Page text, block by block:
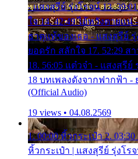
- แสงสุรีย์ รุ่งโรจน์ 13.
ใจ 14. 42:49 ไอ้หวังตายแ
ธาตุแท้ของเธอ - แสงสุรีย์
ยอดรัก สลักใจ 17. 52:29
18. 56:05 แต๋วจ๋า - แสงสุรีย์
18 บทเพลงดังจากฟากฟ้า -
(Official Audio)
19 views • 04.08.2569
1. 00:00 หิ้วกระเป๋า 2.
หิ้วกระเป๋า | แสงสุรีย์ รุ่งโร